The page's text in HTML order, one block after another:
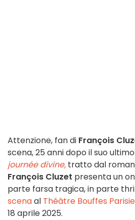
Attenzione, fan di François
scena, 25 anni dopo il suo
journée divine, tratto dal
François Cluzet presenta un
parte farsa tragica, in parte
scenaal Théâtre Bouffes
18 aprile 2025.